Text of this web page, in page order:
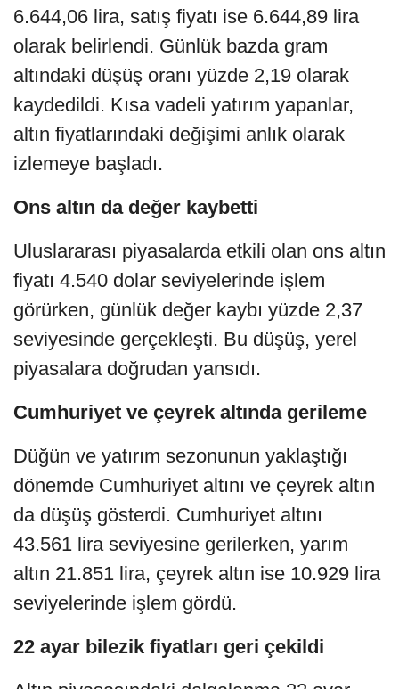
6.644,06 lira, satış fiyatı ise 6.644,89 lira
olarak belirlendi. Günlük bazda gram
altındaki düşüş oranı yüzde 2,19 olarak
kaydedildi. Kısa vadeli yatırım yapanlar,
altın fiyatlarındaki değişimi anlık olarak
izlemeye başladı.
Ons altın da değer kaybetti
Uluslararası piyasalarda etkili olan ons altın
fiyatı 4.540 dolar seviyelerinde işlem
görürken, günlük değer kaybı yüzde 2,37
seviyesinde gerçekleşti. Bu düşüş, yerel
piyasalara doğrudan yansıdı.
Cumhuriyet ve çeyrek altında gerileme
Düğün ve yatırım sezonunun yaklaştığı
dönemde Cumhuriyet altını ve çeyrek altın
da düşüş gösterdi. Cumhuriyet altını
43.561 lira seviyesine gerilerken, yarım
altın 21.851 lira, çeyrek altın ise 10.929 lira
seviyelerinde işlem gördü.
22 ayar bilezik fiyatları geri çekildi